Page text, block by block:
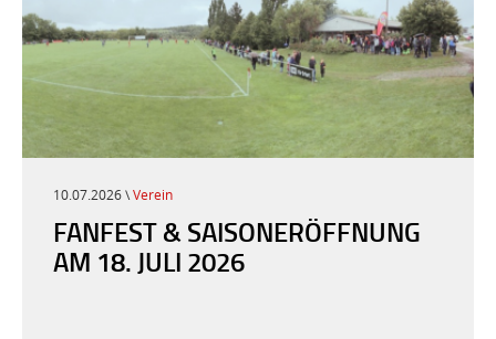
10.07.2026 \Verein
FANFEST & SAISONERÖFFNUNG
AM 18. JULI 2026